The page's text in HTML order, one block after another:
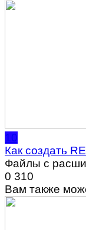
10
Как создать
Файлы с
0 310
Вам также